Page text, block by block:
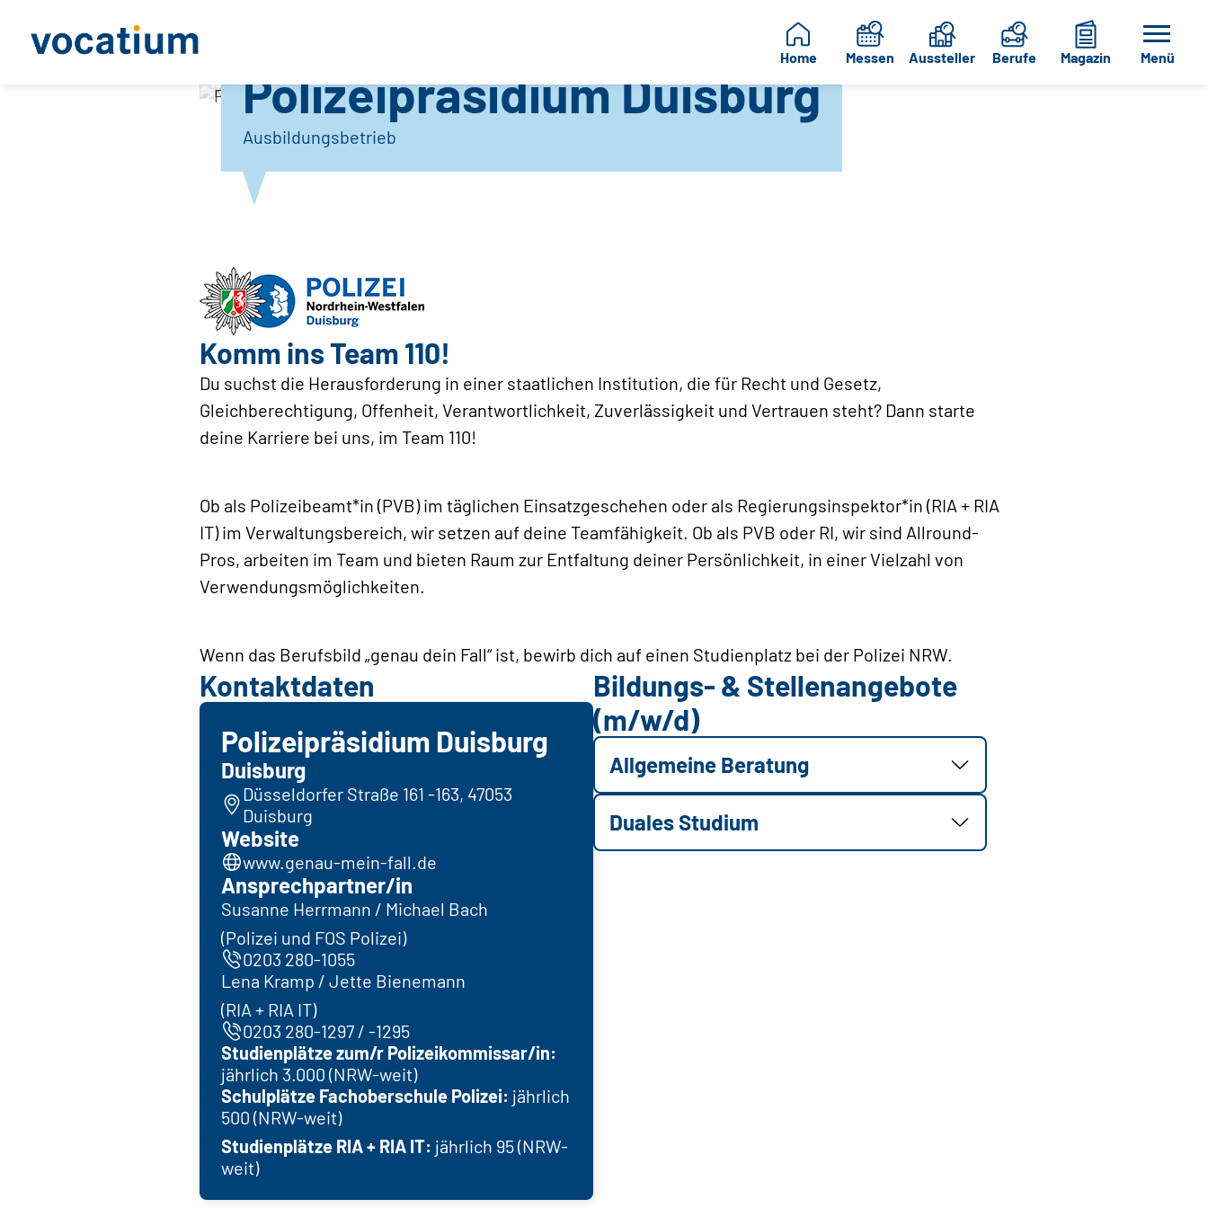
Home Messen Aussteller Berufe Magazin Menü
Polizeipräsidium Duisburg
Polizeipräsidium Duisburg
Ausbildungsbetrieb
Komm ins Team 110!
Du suchst die Herausforderung in einer staatlichen Institution, die für Recht und Gesetz,
Gleichberechtigung, Offenheit, Verantwortlichkeit, Zuverlässigkeit und Vertrauen steht? Dann starte
deine Karriere bei uns, im Team 110!
Ob als Polizeibeamt*in (PVB) im täglichen Einsatzgeschehen oder als Regierungsinspektor*in (RIA + RIA
IT) im Verwaltungsbereich, wir setzen auf deine Teamfähigkeit. Ob als PVB oder RI, wir sind Allround-
Pros, arbeiten im Team und bieten Raum zur Entfaltung deiner Persönlichkeit, in einer Vielzahl von
Verwendungsmöglichkeiten.
Wenn das Berufsbild „genau dein Fall“ ist, bewirb dich auf einen Studienplatz bei der Polizei NRW.
Kontaktdaten
Polizeipräsidium Duisburg
Duisburg
Düsseldorfer Straße 161 -163, 47053
Duisburg
Website
www.genau-mein-fall.de
Ansprechpartner/in
Susanne Herrmann / Michael Bach
(Polizei und FOS Polizei)
0203 280-1055
Lena Kramp / Jette Bienemann
(RIA + RIA IT)
0203 280-1297 / -1295
Studienplätze zum/r Polizeikommissar/in:
jährlich 3.000 (NRW-weit)
Schulplätze Fachoberschule Polizei: jährlich
500 (NRW-weit)
Studienplätze RIA + RIA IT: jährlich 95 (NRW-
weit)
Bildungs- & Stellenangebote
(m/w/d)
Allgemeine Beratung
Duales Studium